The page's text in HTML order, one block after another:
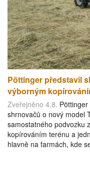
Pöttinger představil
výborným
Zveřejněno 4.8.
shrnovačů o nový model
samostatného podvozku
kopírováním terénu a
hlavně na farmách, kde